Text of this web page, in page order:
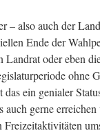
– also auch der
Ende der
oder eben
ohne
ein genialer
auch gerne